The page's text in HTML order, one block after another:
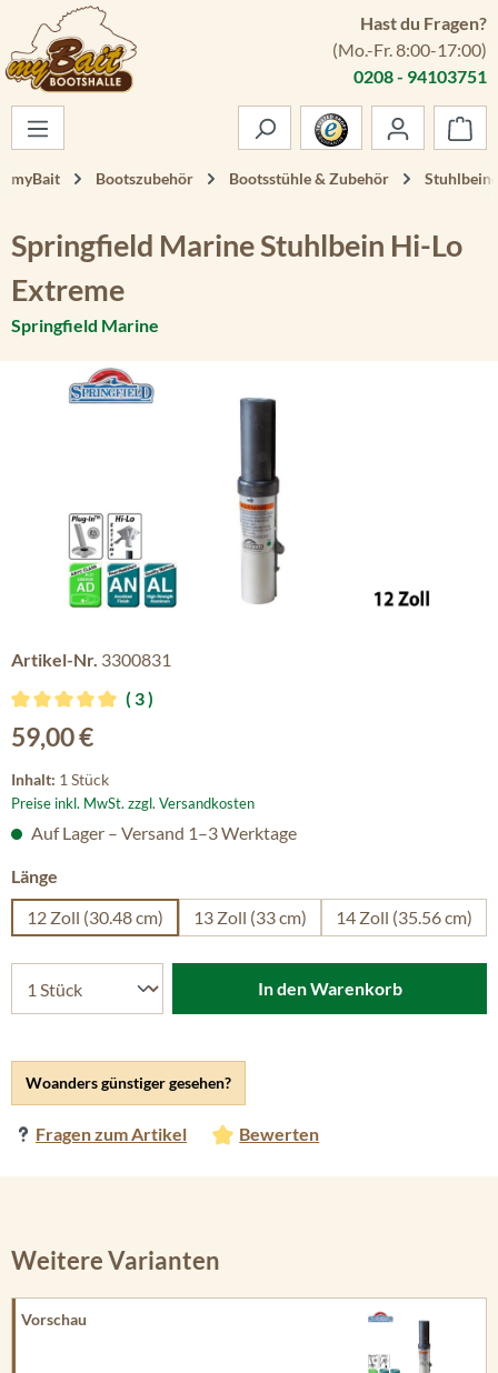
Zum Hauptinhalt springen
Hast du Fragen?
(Mo.-Fr. 8:00-17:00)
0208 - 94103751
myBait Bootszubehör Bootsstühle & Zubehör Stuhlbeine
Springfield Marine Stuhlbein Hi-Lo
Extreme
Springfield Marine
Bildergalerie überspringen
Artikel-Nr. 3300831
Durchschnittliche Bewertung von 5 von 5 Sternen
3
Regulärer Preis:
59,00 €
Inhalt: 1 Stück
Preise inkl. MwSt. zzgl. Versandkosten
Woanders günstiger gesehen?
Fragen zum Artikel Bewerten
Auf Lager – Versand 1–3 Werktage
Länge
12 Zoll (30.48 cm)
13 Zoll (33 cm) 14 Zoll (35.56 cm)
In den Warenkorb
Weitere Varianten